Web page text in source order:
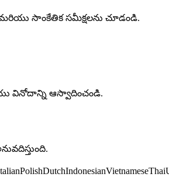
సాంకేతిక సమీక్షలను చూడండి.
వినోదాన్ని ఆస్వాదించండి.
PolishDutchIndonesianVietnameseThai